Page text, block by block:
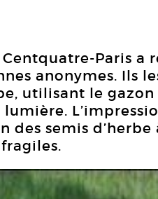
Paris a
anonymes. Ils
utilisant le gazon
semis d’herbe